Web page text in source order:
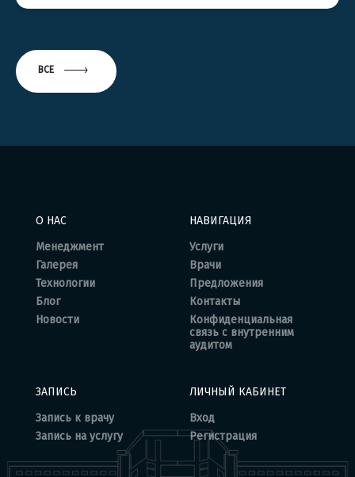
ВСЕ
О НАС
Менеджмент
Галерея
Технологии
Блог
Новости
НАВИГАЦИЯ
Услуги
Врачи
Предложения
Контакты
Конфиденциальная
связь с внутренним
аудитом
ЗАПИСЬ
Запись к врачу
Запись на услугу
ЛИЧНЫЙ КАБИНЕТ
Вход
Регистрация